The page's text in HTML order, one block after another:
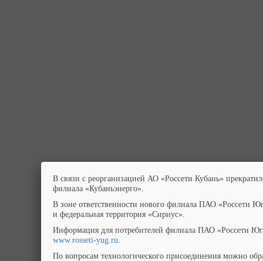
В связи с реорганизацией АО «Россети Кубань»
филиала «Кубаньэнерго».
В зоне ответственности нового филиала ПАО «Россети
и федеральная территория «Сириус».
Информация для потребителей филиала ПАО «Россети
www.rosseti-yug.ru.
По вопросам технологического присоединения можно